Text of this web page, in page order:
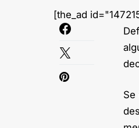
[the_ad
Se